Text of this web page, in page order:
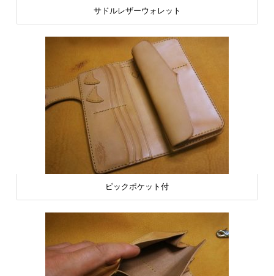
サドルレザーウォレット
ピックポケット付